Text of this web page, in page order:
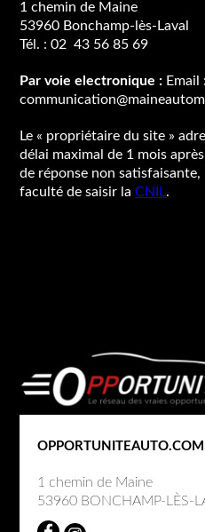
1 chemin de Maine
53960 Bonchamp-lès-Laval
Tél. : 02 43 56 85 69
Par voie electronique : Email :
Le « propriétaire du site »
délai maximal de 1 mois
de réponse non
faculté de saisir laCNIL.
OPPORTUNITEAUTO.COM
1 chemin de Maine
53960 BONCHAMP-LÈS-